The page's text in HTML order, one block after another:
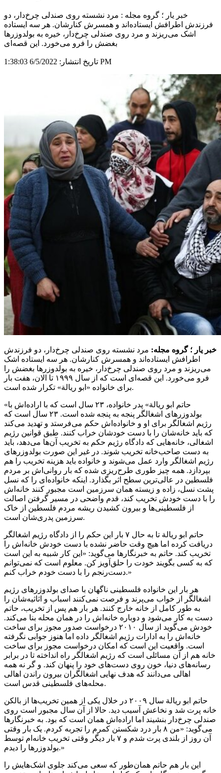
خبر یار ؛ گروه مجله : مرد نشسته روی صندلی چرخ‌دار، دو
فرزندش اطرافش ایستاده‌اند و همسرش کنارشان. هر سه ایستاده
اشک می‌ریزند و مرد روی صندلی چرخ‌دار، خیره به بولدوزرها
بغضش را فرو می‌خورد. این قصه‌ای
تاریخ انتشار: 6/5/2022 1:38:03 PM
خبر یار ؛ گروه مجله: مرد نشسته روی صندلی چرخ‌دار، دو فرزندش
اطرافش ایستاده‌اند و همسرش کنارشان. هر سه ایستاده اشک
می‌ریزند و مرد روی صندلی چرخ‌دار، خیره به بولدوزرها بغضش را
فرو می‌خورد. این قصه‌ای است که از سال ۱۹۹۹ تا الان، هفت بار
برای خانواده «ابو ریالة» تکرار شده است.
«حاتم ابو ریالة» پدر خانواده، ۲۳ سال است که با اراده‌اش با
بولدوزرهای اشغالگر پنجه به پنجه شده است. ۲۳ سال است که
رژیم اشغالگر برای او و خانواده‌اش حکم می‌فرستد و تهدید می‌کند
که باید خانه‌شان را با دست خودشان خراب کنند. طبق قوانین رژیم
اشغالی، خانه‌هایی که دادگاه رژیم حکم به تخریب آن‌ها می‌دهد، باید
به دست صاحب‌خانه تخریب شوند. در غیر این صورت بولدوزرهای
رژیم اشغالگر وارد عمل می‌شوند و خانواده باید هزینه تخریب را هم
بپردازد. همه چیز طوری طرح‌ریزی شده که بار روانی‌اش بر مردم
فلسطین در عالی‌ترین سطح اثر بگذارد. اینکه خانواده‌ای را که نسل
پشت نسل، زاده و زیسته همان سرزمین است مجبور کنند خانه‌اش
را با دست خودش تخریب کند، قدم واضحی در مسیر گرفتن اصالت
از فلسطینی‌ها و بیرون کشیدن ریشه مردم فلسطین از خاک
سرزمین پدری‌شان است.
حاتم ابو ریالة تا به حال ۷ بار این حکم را از دادگاه رژیم اشغالگر
دریافت کرده اما هیچ وقت حاضر نشده با دست خودش خانه‌اش را
تخریب کند. حاتم به خبرنگارها می‌گوید: «این کار شبیه به این است
که به کسی بگویند خودت را حلق‌آویز کن. معلوم است که نمی‌توانم
دست‌رنجم را با دست خودم خراب کنم.»
هر بار این خانواده فلسطینی ناگهان با صدای بولدوزرهای رژیم
اشغالگر از خواب می‌پرند و فرصت نمی‌کنند اسباب و اثاثیه‌شان را
به طور کامل از خانه خارج کنند. هر بار هم پس از تخریب، حاتم
دست به کار می‌شود و دوباره خانه‌اش را در همان محله بنا می‌کند.
خودش می‌گوید از سال ۲۰۱۰ درخواست صدور مجوز برای ساخت
خانه‌اش را به ادارات رژیم اشغالگر داده اما هنوز جوابی نگرفته
است. واقعیت این است که امکان درخواست مجوز برای ساخت
خانه هم از آن مسائلی است که رژیم اشغالگر راه انداخته تا در برابر
رسانه‌های دنیا، خون روی دست‌های خود را پنهان کند. و گر نه همه
اهالی می‌دانند که هدف نهایی اشغالگران بیرون راندن اهالی
محله‌های فلسطینی قدس است.
حاتم ابو ریالة سال ۲۰۰۹ در خلال یکی از همین تخریب‌ها از بالکن
خانه پرت شد و نخاعش آسیب دید. حالا از آن سال مجبور است روی
صندلی چرخ‌دار بنشیند اما اراده‌اش همان است که بود. به خبرنگارها
می‌گوید: «من ۸ بار درد شکستن کمرم را تجربه کردم. یک بار وقتی
آن روز از بلندی پرت شدم و ۷ بار دیگر وقتی تخریب خانه‌ام توسط
بولدوزرها را دیدم.»
این بار هم حاتم همان‌طور که سعی می‌کند جلوی اشک‌هایش را